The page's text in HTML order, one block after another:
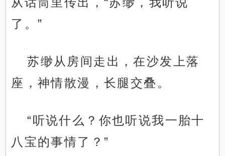
了。”
苏缈从房间走出，在沙发上落
座，神情散漫，长腿交叠。
“听说什么？你也听说我一胎十
八宝的事情了？”